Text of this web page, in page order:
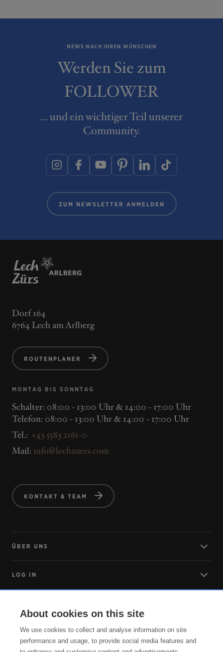
NEWS NACH IHREN WÜNSCHEN
Werden Sie zum
FOLLOWER
... und ein wichtiger Teil unserer
Community.
ZUM NEWSLETTER ANMELDEN
Dorf 164
6764 Lech am Arlberg
ROUTENPLANER
MONTAG BIS SONNTAG
Schalter: 08:00 - 13:00 Uhr & 14:00 - 17:00 Uhr
Telefon: 08:00 - 13:00 Uhr & 14:00 - 17:00 Uhr
Tel.: +43 5583 2161-0
Mail: info@lechzuers.com
KONTAKT & TEAM
ÜBER UNS
LOG IN
SERVICE
About cookies on this site
We use cookies to collect and analyse information on site
performance and usage, to provide social media features and